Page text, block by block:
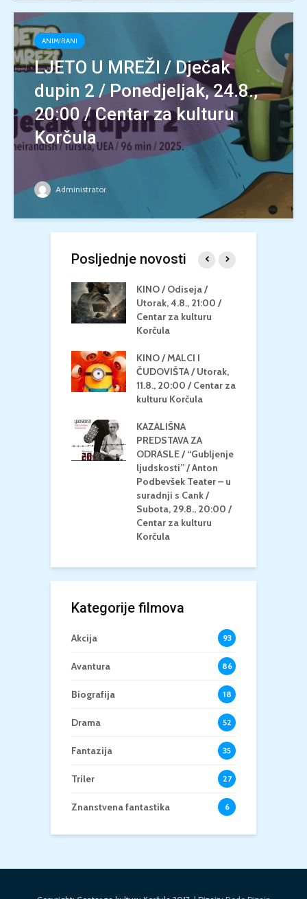
ANIMIRANI
LJETO U MREŽI / Dječak
dupin 2 / Ponedjeljak, 24.8.,
20:00 / Centar za kulturu
Korčula
Administrator
Posljednje novosti
KINO / Odiseja /
Utorak, 4.8., 21:00 /
Centar za kulturu
Korčula
KINO / MALCI I
ČUDOVIŠTA / Utorak,
11.8., 20:00 / Centar za
kulturu Korčula
KAZALIŠNA
PREDSTAVA ZA
ODRASLE / “Gubljenje
ljudskosti” / Anton
Podbevšek Teater – u
suradnji s Cank /
Subota, 29.8., 20:00 /
Centar za kulturu
Korčula
Kategorije filmova
Akcija 93
Avantura 86
Biografija 18
Drama 52
Fantazija 35
Triler 27
Znanstvena fantastika 6